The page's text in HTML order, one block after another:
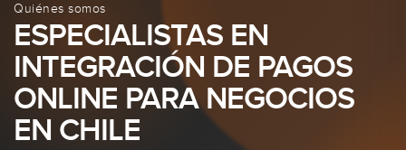
Quiénes somos
ESPECIALISTAS EN
INTEGRACIÓN DE PAGOS
ONLINE PARA NEGOCIOS
EN CHILE